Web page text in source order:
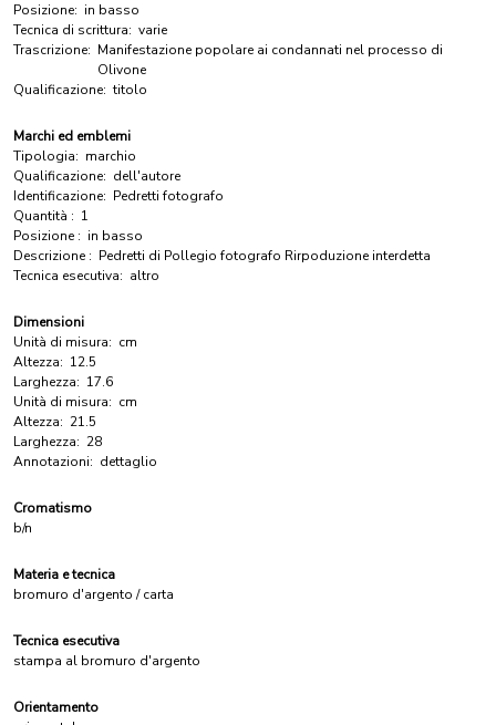
Posizione: in basso
Tecnica di scrittura: varie
Trascrizione: Manifestazione popolare ai condannati nel processo di
Olivone
Qualificazione: titolo
Marchi ed emblemi
Tipologia: marchio
Qualificazione: dell'autore
Identificazione: Pedretti fotografo
Quantità : 1
Posizione : in basso
Descrizione : Pedretti di Pollegio fotografo Rirpoduzione interdetta
Tecnica esecutiva: altro
Dimensioni
Unità di misura: cm
Altezza: 12.5
Larghezza: 17.6
Unità di misura: cm
Altezza: 21.5
Larghezza: 28
Annotazioni: dettaglio
Cromatismo
b/n
Materia e tecnica
bromuro d'argento / carta
Tecnica esecutiva
stampa al bromuro d'argento
Orientamento